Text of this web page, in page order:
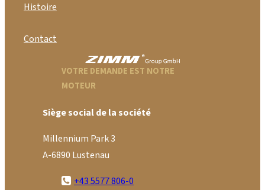
Histoire
Contact
VOTRE DEMANDE EST NOTRE
MOTEUR
Siège social de la société
Millennium Park 3
A-6890 Lustenau
+43 5577 806-0